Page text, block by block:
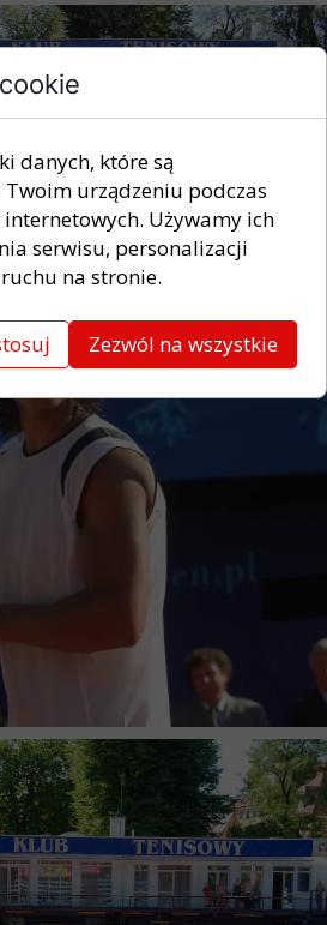
danych, które są
urządzeniu podczas
Używamy ich
serwisu, personalizacji
na stronie.
Zezwól na wszystkie